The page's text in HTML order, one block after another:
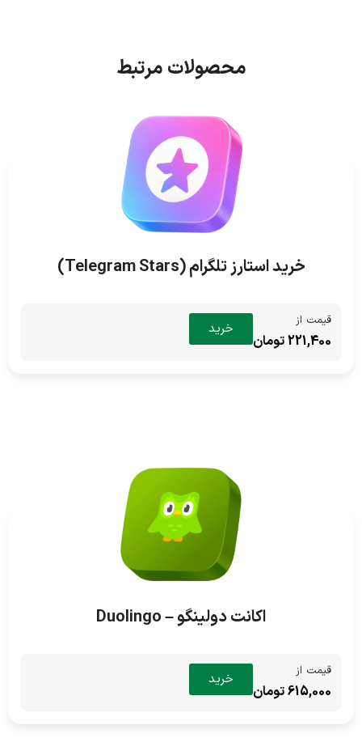
محصولات مرتبط
خرید استارز تلگرام (Telegram Stars)
قیمت از
221,400 تومان
خرید
اکانت دولینگو – Duolingo
قیمت از
615,000 تومان
خرید